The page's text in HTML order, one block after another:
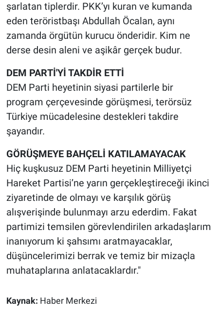
şarlatan tiplerdir. PKK’yı kuran ve kumanda
eden teröristbaşı Abdullah Öcalan, aynı
zamanda örgütün kurucu önderidir. Kim ne
derse desin aleni ve aşikâr gerçek budur.
DEM PARTİ'Yİ TAKDİR ETTİ
DEM Parti heyetinin siyasi partilerle bir
program çerçevesinde görüşmesi, terörsüz
Türkiye mücadelesine destekleri takdire
şayandır.
GÖRÜŞMEYE BAHÇELİ KATILAMAYACAK
Hiç kuşkusuz DEM Parti heyetinin Milliyetçi
Hareket Partisi’ne yarın gerçekleştireceği ikinci
ziyaretinde de olmayı ve karşılık görüş
alışverişinde bulunmayı arzu ederdim. Fakat
partimizi temsilen görevlendirilen arkadaşlarım
inanıyorum ki şahsımı aratmayacaklar,
düşüncelerimizi berrak ve temiz bir mizaçla
muhataplarına anlatacaklardır."
Kaynak: Haber Merkezi